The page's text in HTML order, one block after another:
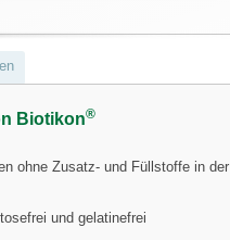
Biotikon®
ohne Zusatz- und Füllstoffe in der
und gelatinefrei